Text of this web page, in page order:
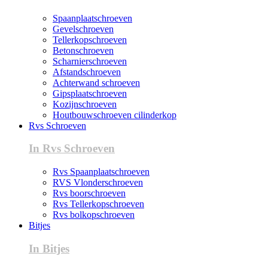
Spaanplaatschroeven
Gevelschroeven
Tellerkopschroeven
Betonschroeven
Scharnierschroeven
Afstandschroeven
Achterwand schroeven
Gipsplaatschroeven
Kozijnschroeven
Houtbouwschroeven cilinderkop
Rvs Schroeven
In Rvs Schroeven
Rvs Spaanplaatschroeven
RVS Vlonderschroeven
Rvs boorschroeven
Rvs Tellerkopschroeven
Rvs bolkopschroeven
Bitjes
In Bitjes